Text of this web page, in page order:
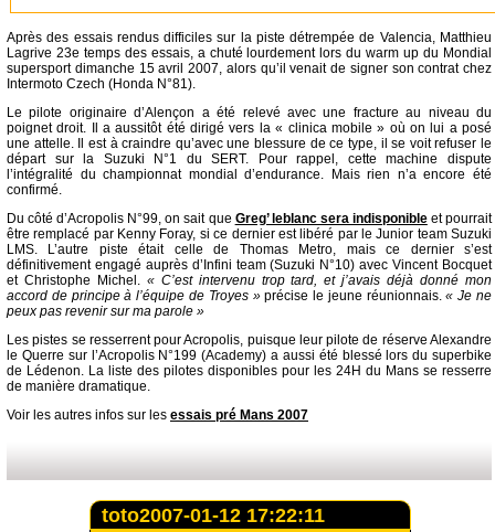
Après des essais rendus difficiles sur la piste détrempée de Valencia, Matthieu
Lagrive 23e temps des essais, a chuté lourdement lors du warm up du Mondial
supersport dimanche 15 avril 2007, alors qu’il venait de signer son contrat chez
Intermoto Czech (Honda N°81).
Le pilote originaire d’Alençon a été relevé avec une fracture au niveau du
poignet droit. Il a aussitôt été dirigé vers la « clinica mobile » où on lui a posé
une attelle. Il est à craindre qu’avec une blessure de ce type, il se voit refuser le
départ sur la Suzuki N°1 du SERT. Pour rappel, cette machine dispute
l’intégralité du championnat mondial d’endurance. Mais rien n’a encore été
confirmé.
Du côté d’Acropolis N°99, on sait que Greg’ leblanc sera indisponibleet pourrait
être remplacé par Kenny Foray, si ce dernier est libéré par le Junior team Suzuki
LMS. L’autre piste était celle de Thomas Metro, mais ce dernier s’est
définitivement engagé auprès d’Infini team (Suzuki N°10) avec Vincent Bocquet
et Christophe Michel. « C’est intervenu trop tard, et j’avais déjà donné mon
accord de principe à l’équipe de Troyes »précise le jeune réunionnais.« Je ne
peux pas revenir sur ma parole »
Les pistes se resserrent pour Acropolis, puisque leur pilote de réserve Alexandre
le Querre sur l’Acropolis N°199 (Academy) a aussi été blessé lors du superbike
de Lédenon. La liste des pilotes disponibles pour les 24H du Mans se resserre
de manière dramatique.
Voir les autres infos sur les essais pré Mans 2007
toto2007-01-12 17:22:11